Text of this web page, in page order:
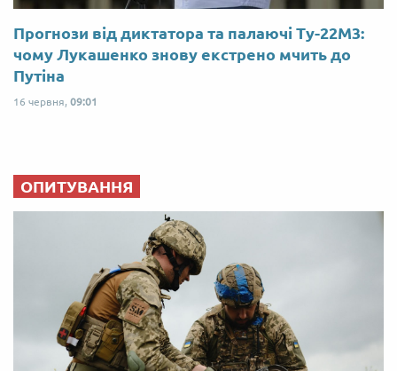
Прогнози від диктатора та палаючі Ту-22М3:
чому Лукашенко знову екстрено мчить до
Путіна
16 червня, 09:01
ОПИТУВАННЯ